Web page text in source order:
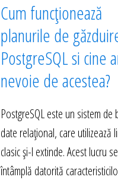
Cum funcționează
planurile de
PostgreSQL si cine
nevoie de acestea?
PostgreSQL este un sistem de
date relațional, care utilizează
clasic și-l extinde. Acest lucru se
întâmplă datorită